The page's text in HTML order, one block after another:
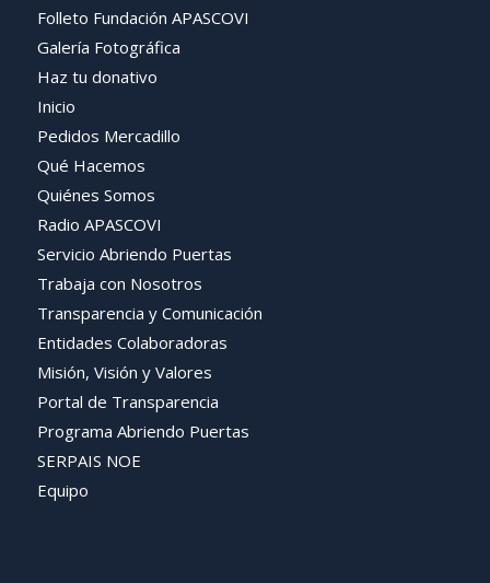
Folleto Fundación APASCOVI
Galería Fotográfica
Haz tu donativo
Inicio
Pedidos Mercadillo
Qué Hacemos
Quiénes Somos
Radio APASCOVI
Servicio Abriendo Puertas
Trabaja con Nosotros
Transparencia y Comunicación
Entidades Colaboradoras
Misión, Visión y Valores
Portal de Transparencia
Programa Abriendo Puertas
SERPAIS NOE
Equipo